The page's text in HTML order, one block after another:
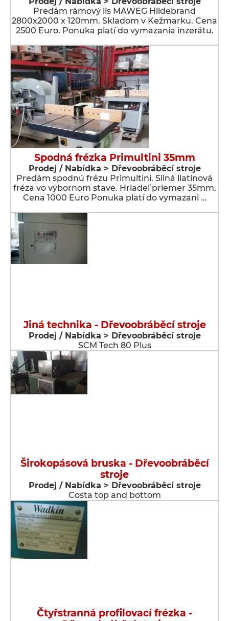
Predám rámový lis MAWEG Hildebrand
2800x2000 x 120mm. Skladom v Kežmarku. Cena
2500 Euro. Ponuka platí do vymazania inzerátu.
Spodná frézka Primultini 35mm
Prodej / Nabídka > Dřevoobráběcí stroje
Predám spodnú frézu Primultini. Silná liatinová
fréza vo výbornom stave. Hriadeľ priemer 35mm.
Cena 1000 Euro Ponuka platí do vymazani …
Jiná technika - Dřevoobráběcí stroje
Prodej / Nabídka > Dřevoobráběcí stroje
SCM Tech 80 Plus
Širokopásová bruska - Dřevoobráběcí
stroje
Prodej / Nabídka > Dřevoobráběcí stroje
Costa top and bottom
Čtyřstranná profilovací frézka -